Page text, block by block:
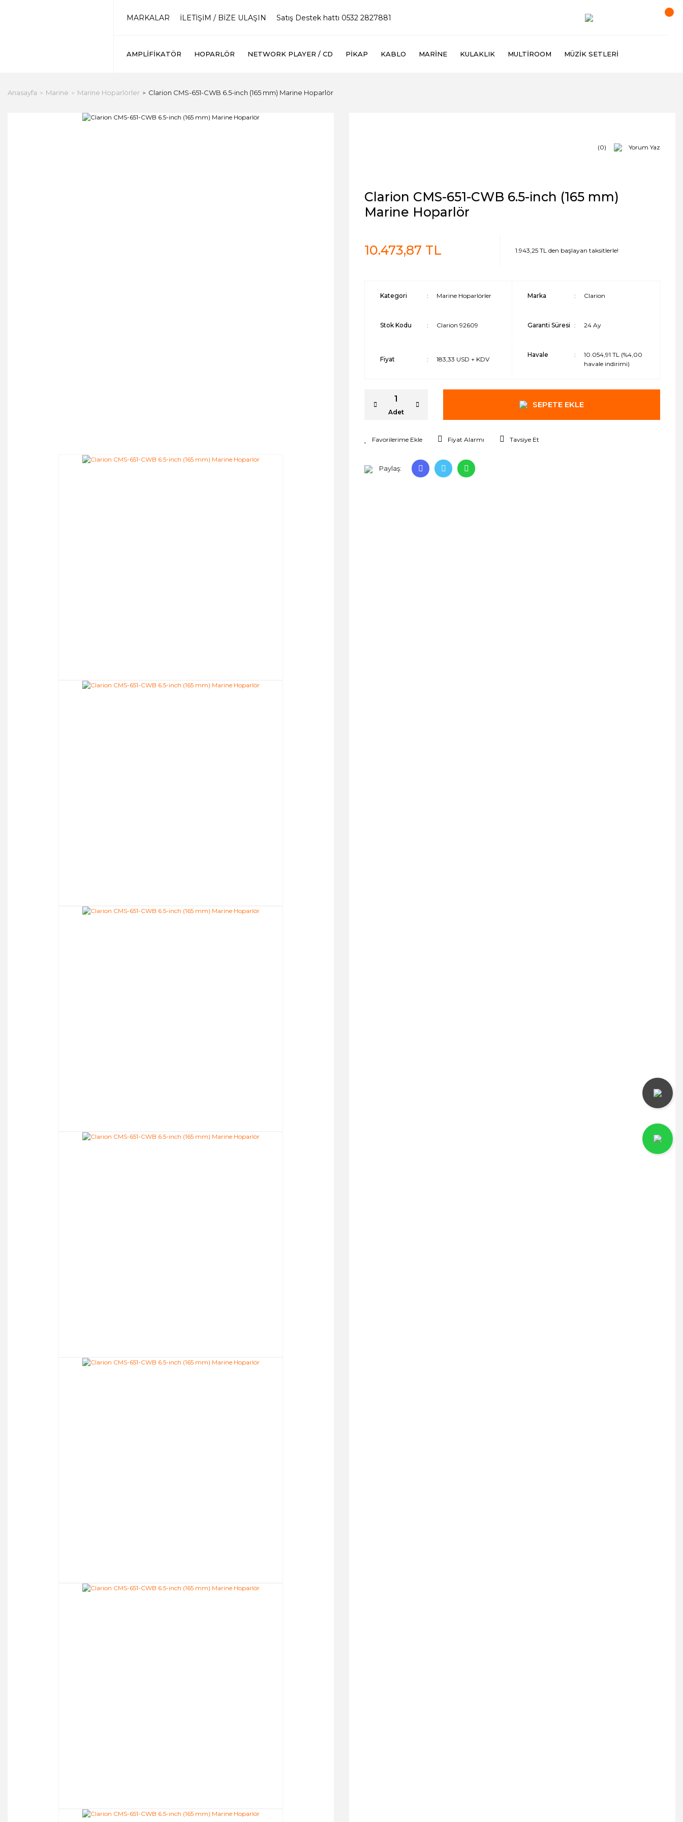
MARKALAR İLETİŞİM / BİZE ULAŞIN Satış Destek hattı 0532 2827881
AMPLIFIKATÖR HOPARLÖR NETWORK PLAYER / CD PIKAP KABLO MARINE KULAKLIK MULTIROOM MÜZIK SETLERI
Anasayfa Marine Marine Hoparlörler Clarion CMS-651-CWB 6.5-inch (165 mm) Marine Hoparlör
(0) Yorum Yaz
Clarion CMS-651-CWB 6.5-inch (165 mm)
Marine Hoparlör
10.473,87 TL 1.943,25 TL den başlayan taksitlerle!
Kategori Marine Hoparlörler Marka Clarion
Stok Kodu Clarion 92609 Garanti Süresi 24 Ay
Fiyat 183,33 USD + KDV
Havale
10.054,91 TL (%4,00
havale indirimi)
Adet
SEPETE EKLE
Fiyat Alarmı Tavsiye Et
Paylaş: